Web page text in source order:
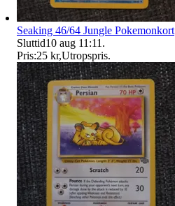
Seaking 46/64 Jungle Pokemonkort
Sluttid10 aug 11:11 .
Pris:25 kr,Utropspris.